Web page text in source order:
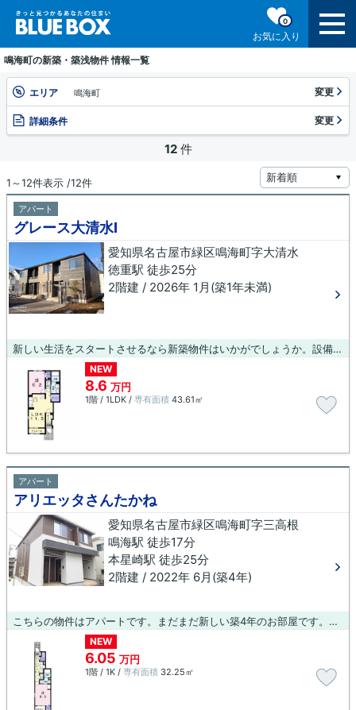
お気に入り
0
鳴海町の新築・築浅物件 情報一覧
エリア 鳴海町 変更
詳細条件 変更
12 件
1～12件表示 /12件
アパート
グレース大清水Ⅰ
愛知県名古屋市緑区鳴海町字大清水
徳重駅 徒歩25分
2階建 / 2026年 1月(築1年未満)
新しい生活をスタートさせるなら新築物件はいかがでしょうか。設備も充実していて住みやすい、魅力が詰まったアパートです。令和8年築で、多くの方がご満足の物件はこちらです。賃貸物件をお探しの方は、ぜひ当社にお任せ下さい。お客様のご希望に適した物件やニーズに合わせた物件のご紹介をいたします。お気軽にご連絡下さい。
NEW
8.6 万円
1階 / 1LDK / 専有面積 43.61㎡
アパート
アリエッタさんたかね
愛知県名古屋市緑区鳴海町字三高根
鳴海駅 徒歩17分
本星崎駅 徒歩25分
2階建 / 2022年 6月(築4年)
こちらの物件はアパートです。まだまだ新しい築4年のお部屋です。自分の力で、楽しい暮らしを築いていきましょう。あなたの考えに沿った物件選びのお手伝いをさせてください。数多くの物件をご用意してお待ちしております。
NEW
6.05 万円
1階 / 1K / 専有面積 32.25㎡